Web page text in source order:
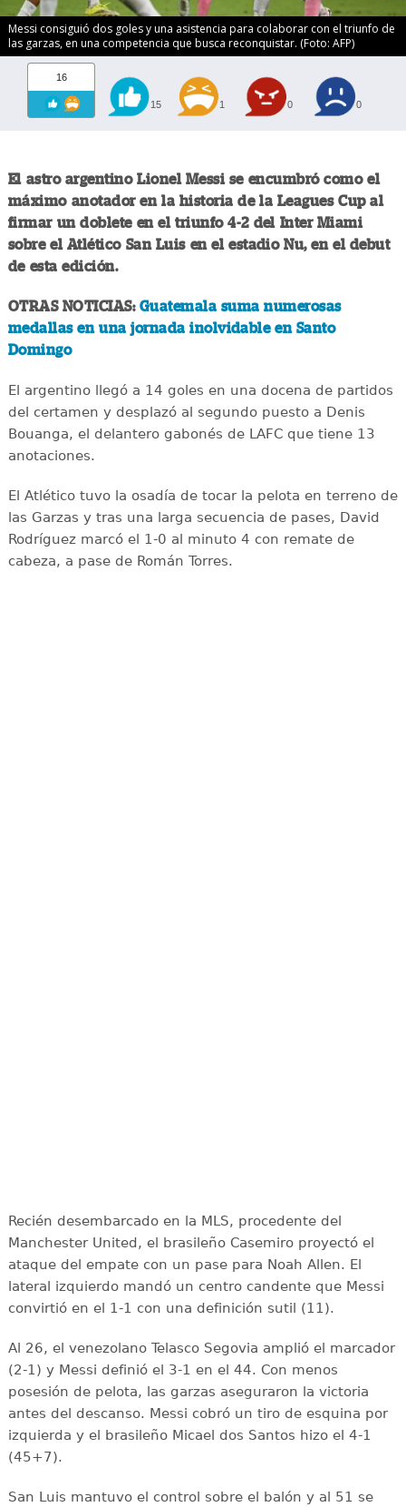
Messi consiguió dos goles y una asistencia para colaborar con el triunfo de
las garzas, en una competencia que busca reconquistar. (Foto: AFP)
16
15 1 0 0
El astro argentino Lionel Messi se encumbró como el
máximo anotador en la historia de la Leagues Cup al
firmar un doblete en el triunfo 4-2 del Inter Miami
sobre el Atlético San Luis en el estadio Nu, en el debut
de esta edición.
OTRAS NOTICIAS: Guatemala suma numerosas
medallas en una jornada inolvidable en Santo
Domingo
El argentino llegó a 14 goles en una docena de partidos
del certamen y desplazó al segundo puesto a Denis
Bouanga, el delantero gabonés de LAFC que tiene 13
anotaciones.
El Atlético tuvo la osadía de tocar la pelota en terreno de
las Garzas y tras una larga secuencia de pases, David
Rodríguez marcó el 1-0 al minuto 4 con remate de
cabeza, a pase de Román Torres.
Recién desembarcado en la MLS, procedente del
Manchester United, el brasileño Casemiro proyectó el
ataque del empate con un pase para Noah Allen. El
lateral izquierdo mandó un centro candente que Messi
convirtió en el 1-1 con una definición sutil (11).
Al 26, el venezolano Telasco Segovia amplió el marcador
(2-1) y Messi definió el 3-1 en el 44. Con menos
posesión de pelota, las garzas aseguraron la victoria
antes del descanso. Messi cobró un tiro de esquina por
izquierda y el brasileño Micael dos Santos hizo el 4-1
(45+7).
San Luis mantuvo el control sobre el balón y al 51 se